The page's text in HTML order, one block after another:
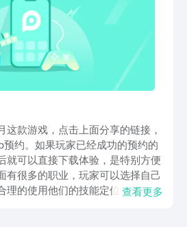
这款游戏，点击上面分享的链接，
约。如果玩家已经成功的预约的
就可以直接下载体验，是特别方便
有很多的职业，玩家可以选择自己
理的使用他们的技能定位，作战风
查看更多